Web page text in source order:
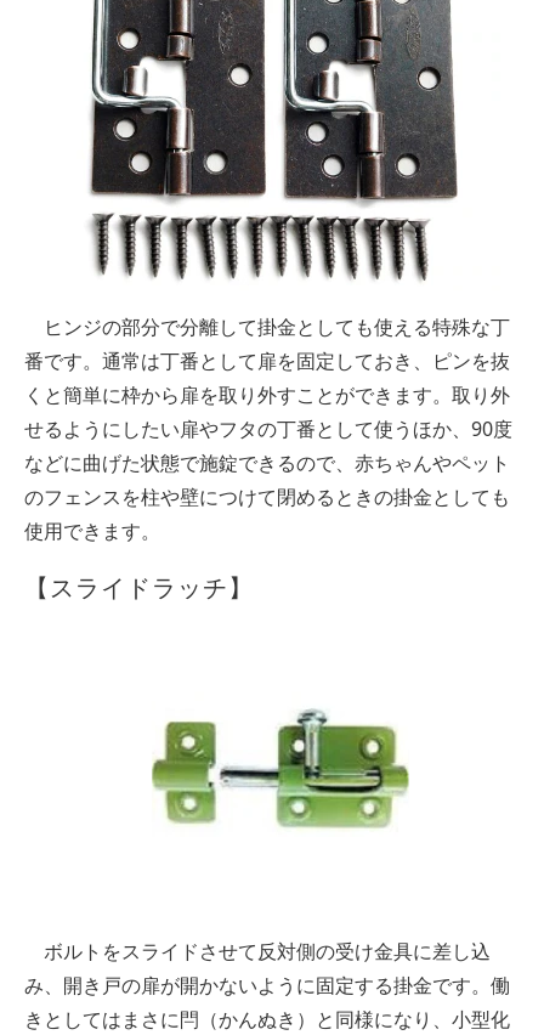
ヒンジの部分で分離して掛金としても使える特殊な丁
番です。通常は丁番として扉を固定しておき、ピンを抜
くと簡単に枠から扉を取り外すことができます。取り外
せるようにしたい扉やフタの丁番として使うほか、90度
などに曲げた状態で施錠できるので、赤ちゃんやペット
のフェンスを柱や壁につけて閉めるときの掛金としても
使用できます。
【スライドラッチ】
ボルトをスライドさせて反対側の受け金具に差し込
み、開き戸の扉が開かないように固定する掛金です。働
きとしてはまさに閂（かんぬき）と同様になり、小型化